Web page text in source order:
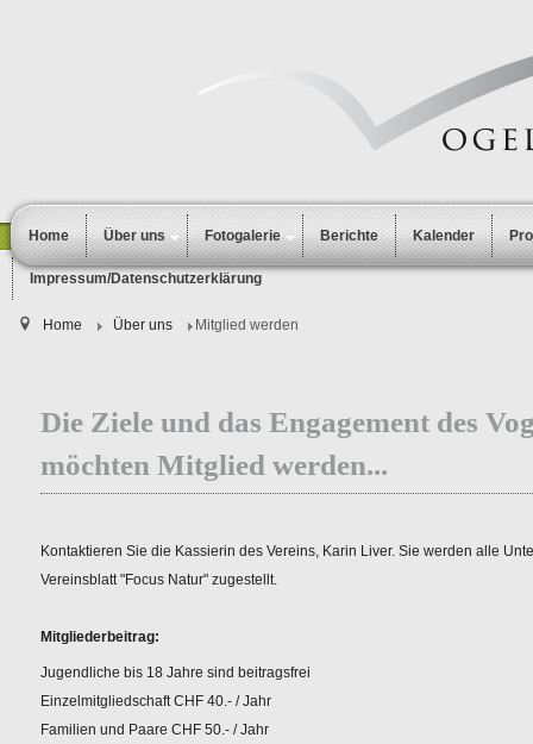
Home Über uns Fotogalerie Berichte Kalender
Impressum/Datenschutzerklärung
Home Über uns Mitglied werden
Die Ziele und das Engagement des
möchten Mitglied werden...
Kontaktieren Sie die Kassierin des Vereins, Karin Liver. Sie werden alle
Vereinsblatt "Focus Natur" zugestellt.
Mitgliederbeitrag:
Jugendliche bis 18 Jahre sind beitragsfrei
Einzelmitgliedschaft CHF 40.- / Jahr
Familien und Paare CHF 50.- / Jahr